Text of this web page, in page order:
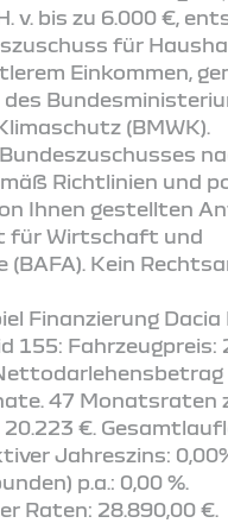
v. bis zu 6.000 €,
für
Einkommen,
(BMWK).
Richtlinien und
Ihnen gestellten
für Wirtschaft und
Kein
Finanzierung Dacia
155: Fahrzeugpreis:
47 Monatsraten
€.
Jahreszins:
p.a.: 0,00 %.
Raten: 28.890,00 €.